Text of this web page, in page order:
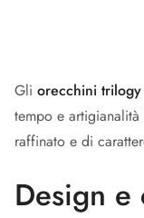
Gliorecchini
tempo e
raffinato e di
Design e